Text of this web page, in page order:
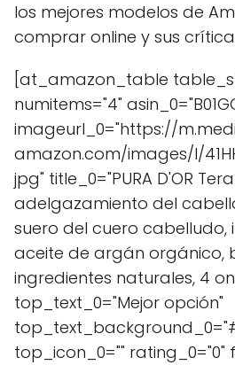
los mejores modelos de
comprar online y sus
[at_amazon_table
numitems="4"
imageurl_0="https://
amazon.com/images/I/
jpg" title_0="PURA D'OR
adelgazamiento del
suero del cuero cabelludo,
aceite de argán orgánico,
ingredientes naturales, 4
top_text_0="Mejor opción"
top_icon_0="" rating_0="0"